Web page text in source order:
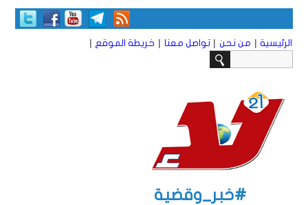
الرئيسية | من نحن | تواصل معنا | خريطة الموقع |
#خبر_وقضية